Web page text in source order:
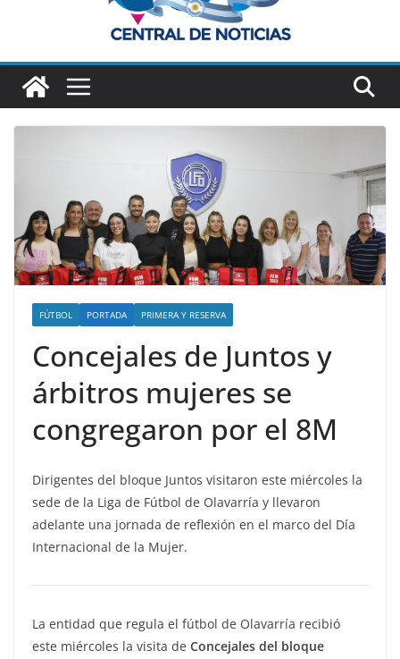
FÚTBOL PORTADA PRIMERA Y RESERVA
Concejales de Juntos y
árbitros mujeres se
congregaron por el 8M
Dirigentes del bloque Juntos visitaron este miércoles la
sede de la Liga de Fútbol de Olavarría y llevaron
adelante una jornada de reflexión en el marco del Día
Internacional de la Mujer.
La entidad que regula el fútbol de Olavarría recibió
este miércoles la visita de Concejales del bloque